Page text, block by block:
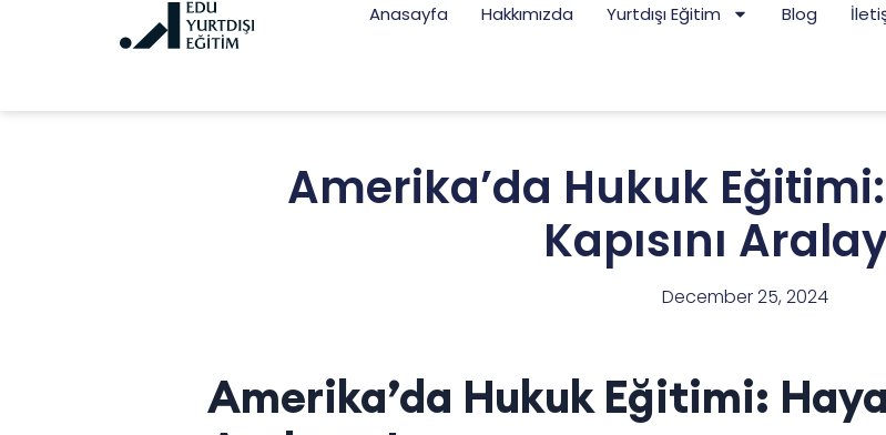
Anasayfa Hakkımızda Yurtdışı Eğitim Blog
Amerika’da Hukuk
Kapısını
December 25, 2024
Amerika’da Hukuk Eğitimi: